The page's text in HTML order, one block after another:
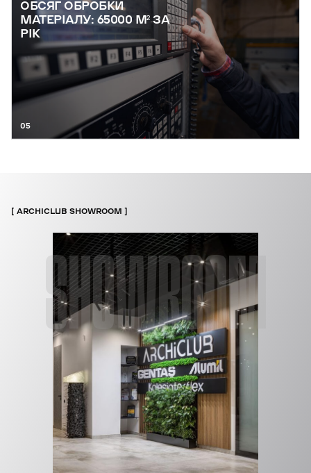
ОБСЯГ ОБРОБКИ
МАТЕРІАЛУ: 65000 М² ЗА
РІК
05
SHOWROOM
ARCHICLUB SHOWROOM